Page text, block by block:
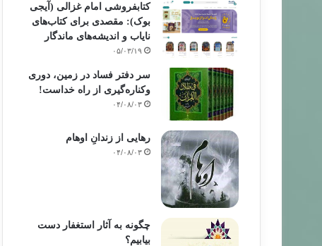
کتابفروشی امام غزالی (آیجی
بوک): مقصدی برای کتاب‌های
نایاب و اندیشه‌های ماندگار
۰۵/۰۳/۱۹
سر دفتر فساد در زمین‌، دوری
وکناره‌گیری از راه خداست‌!
۰۴/۰۸/۰۳
رهایی از زندانِ اوهام
۰۴/۰۸/۰۳
چگونه به آثار استغفار دست
بیابیم؟